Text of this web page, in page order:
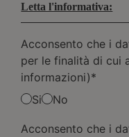
Letta l'informativa:
Acconsento che i
per le finalità di cui
informazioni)*
Si
No
Acconsento che i